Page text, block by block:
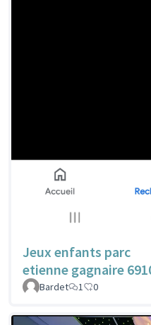
Jeux enfants parc
etienne gagnaire
Bardet
1 0